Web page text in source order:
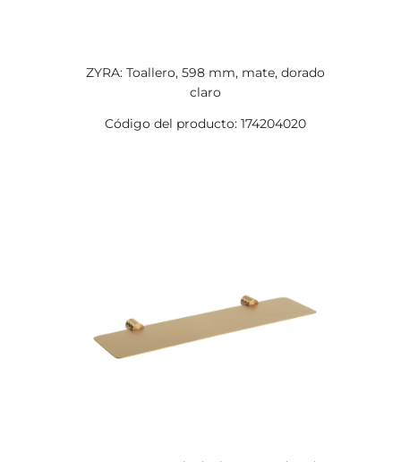
ZYRA: Toallero, 598 mm, mate, dorado
claro
Código del producto: 174204020